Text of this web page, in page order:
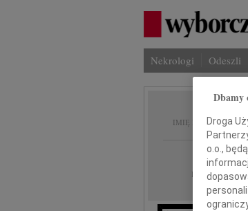
Nekrologi Odeszli
IMIĘ I NAZWISKO:
REGION:
DATA EMISJI:
Dbamy
Droga
o.o.,